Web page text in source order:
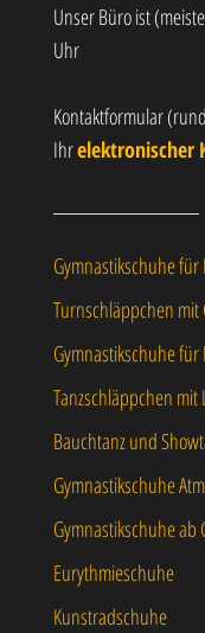
Unser Büro ist
Uhr
Kontaktformular
Ihrelektronischer
Gymnastikschuhe für
Turnschläppchen mit
Gymnastikschuhe für
Tanzschläppchen mit
Bauchtanz und
Gymnastikschuhe
Gymnastikschuhe ab
Eurythmieschuhe
Kunstradschuhe